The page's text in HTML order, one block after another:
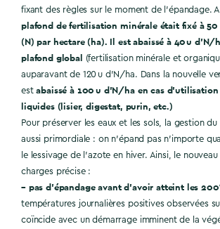
fixant des règles sur le moment de l’épandage.
plafond de fertilisation minérale était fixé à 50
(N) par hectare (ha). Il est abaissé à 40 u d’N/
plafond global (fertilisation minérale et
auparavant de 120 u d’N/ha. Dans la nouvelle
estabaissé à 100 u d’N/ha en cas d’utilisation
liquides (lisier, digestat, purin, etc.)
Pour préserver les eaux et les sols, la gestion du
aussi primordiale : on n’épand pas n’importe
le lessivage de l’azote en hiver. Ainsi, le
charges précise :
– pas d’épandage avant d’avoir atteint les
températures journalières positives observées
coïncide avec un démarrage imminent de la